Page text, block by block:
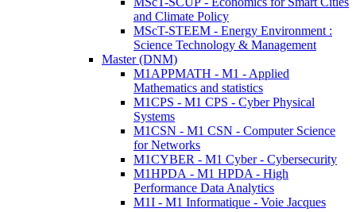
and Climate Policy
MScT-STEEM - Energy Environment :
Science Technology & Management
Master (DNM)
M1APPMATH - M1 - Applied
Mathematics and statistics
M1CPS - M1 CPS - Cyber Physical
Systems
M1CSN - M1 CSN - Computer Science
for Networks
M1CYBER - M1 Cyber - Cybersecurity
M1HPDA - M1 HPDA - High
Performance Data Analytics
M1I - M1 Informatique - Voie Jacques